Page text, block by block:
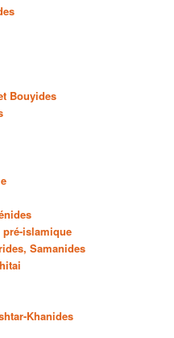
Bouyides
pré-islamique
Samanides
Khanides